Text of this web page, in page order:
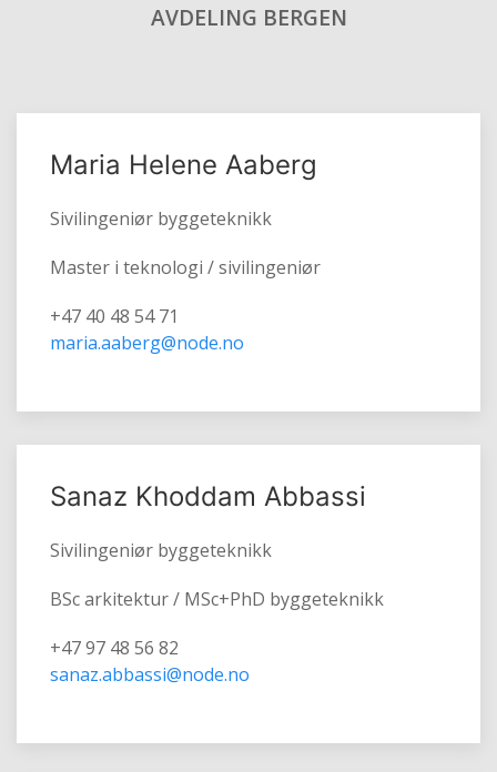
AVDELING BERGEN
Maria Helene Aaberg
Sivilingeniør byggeteknikk
Master i teknologi / sivilingeniør
+47 40 48 54 71
maria.aaberg@node.no
Sanaz Khoddam Abbassi
Sivilingeniør byggeteknikk
BSc arkitektur / MSc+PhD byggeteknikk
+47 97 48 56 82
sanaz.abbassi@node.no